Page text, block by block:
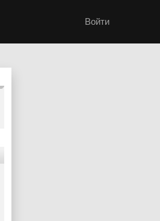
Войти